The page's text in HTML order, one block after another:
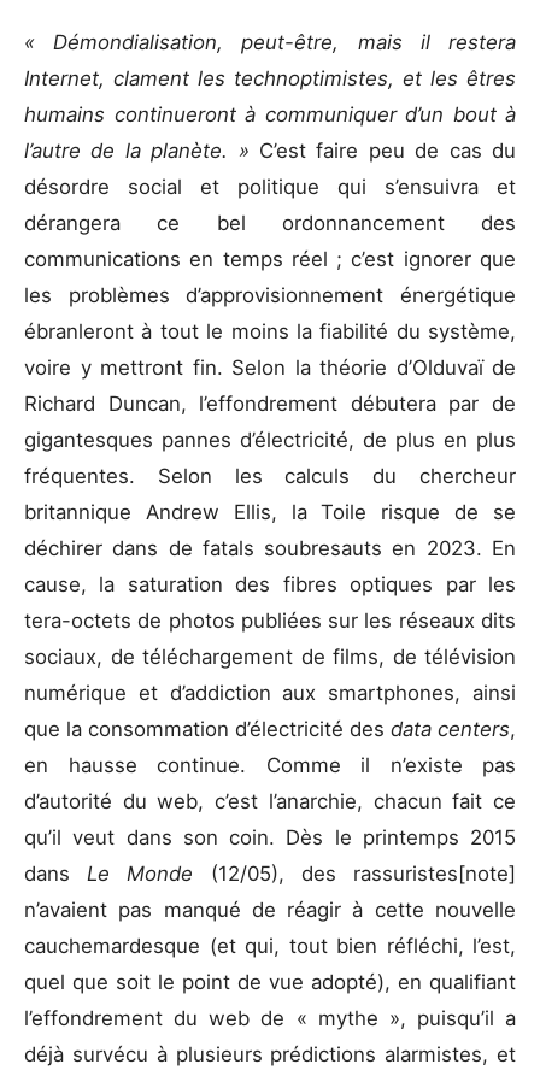
« Démondialisation, peut-être, mais il restera
Internet, clament les technoptimistes, et les êtres
humains continueront à communiquer d’un bout à
l’autre de la planète. » C’est faire peu de cas du
désordre social et politique qui s’ensuivra et
dérangera ce bel ordonnancement des
communications en temps réel ; c’est ignorer que
les problèmes d’approvisionnement énergétique
ébranleront à tout le moins la fiabilité du système,
voire y mettront fin. Selon la théorie d’Olduvaï de
Richard Duncan, l’effondrement débutera par de
gigantesques pannes d’électricité, de plus en plus
fréquentes. Selon les calculs du chercheur
britannique Andrew Ellis, la Toile risque de se
déchirer dans de fatals soubresauts en 2023. En
cause, la saturation des fibres optiques par les
tera-octets de photos publiées sur les réseaux dits
sociaux, de téléchargement de films, de télévision
numérique et d’addiction aux smartphones, ainsi
que la consommation d’électricité des data centers,
en hausse continue. Comme il n’existe pas
d’autorité du web, c’est l’anarchie, chacun fait ce
qu’il veut dans son coin. Dès le printemps 2015
dans Le Monde (12/05), des rassuristes[note]
n’avaient pas manqué de réagir à cette nouvelle
cauchemardesque (et qui, tout bien réfléchi, l’est,
quel que soit le point de vue adopté), en qualifiant
l’effondrement du web de « mythe », puisqu’il a
déjà survécu à plusieurs prédictions alarmistes, et